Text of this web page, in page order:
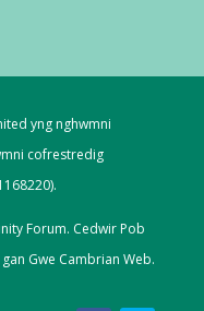
yng nghwmni
cofrestredig
Forum. Cedwir Pob
Gwe Cambrian Web.